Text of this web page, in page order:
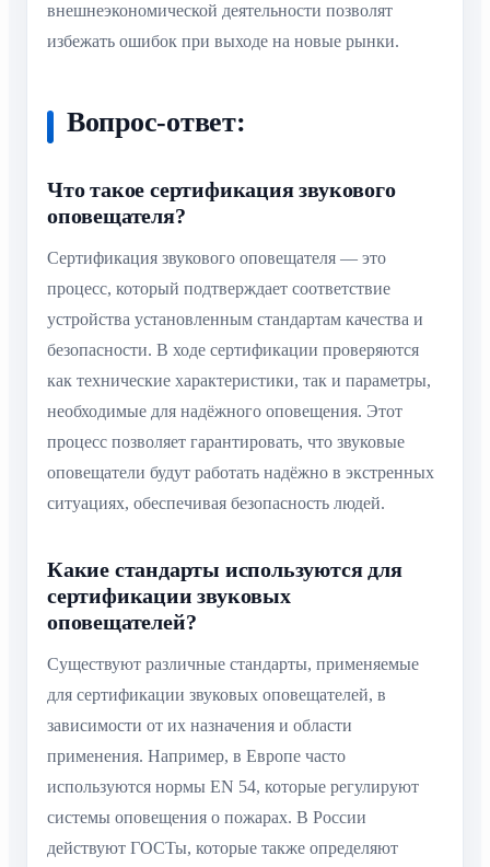
внешнеэкономической деятельности позволят
избежать ошибок при выходе на новые рынки.
Вопрос-ответ:
Что такое сертификация звукового
оповещателя?
Сертификация звукового оповещателя — это
процесс, который подтверждает соответствие
устройства установленным стандартам качества и
безопасности. В ходе сертификации проверяются
как технические характеристики, так и параметры,
необходимые для надёжного оповещения. Этот
процесс позволяет гарантировать, что звуковые
оповещатели будут работать надёжно в экстренных
ситуациях, обеспечивая безопасность людей.
Какие стандарты используются для
сертификации звуковых
оповещателей?
Существуют различные стандарты, применяемые
для сертификации звуковых оповещателей, в
зависимости от их назначения и области
применения. Например, в Европе часто
используются нормы EN 54, которые регулируют
системы оповещения о пожарах. В России
действуют ГОСТы, которые также определяют